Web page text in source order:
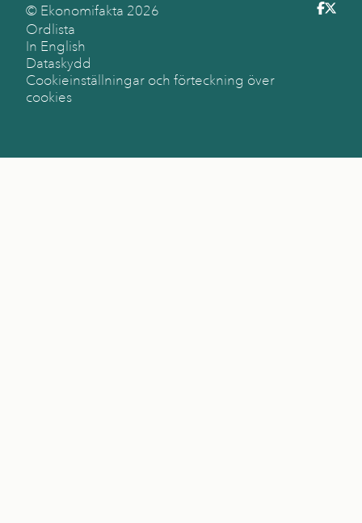
© Ekonomifakta 2026
Ordlista
In English
Dataskydd
Cookieinställningar och förteckning över
cookies